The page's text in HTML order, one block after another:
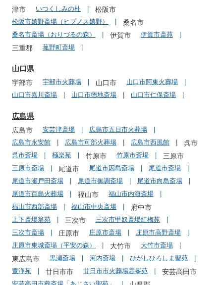
津市 いつくしみの杜 松阪市
松阪市嬉野斎場（ヒプノス嬉野） 桑名市
桑名市斎場（おりづるの森） 伊賀市 伊賀市斎苑
三重郡 菰野町斎場
山口県
宇部市 宇部市火葬場 山口市
山口市阿東火葬場
山口市嘉川斎場
山口市徳地斎場 山口市仁保斎場
広島県
広島市 安芸津斎場
広島市五日市火葬場
広島市永安館
広島市可部火葬場 広島市西風館 呉市
呉市斎場 極楽苑 竹原市 竹原市斎場 三原市
三原市斎場 尾道市 尾道市因島斎場
尾道市斎場
尾道市瀬戸田斎場
尾道市御調斎場
尾道市向島斎場
尾道市百島火葬場
福山市
福山市内海斎場
福山市西部斎場
福山市中央斎場 府中市
上下斎場翁苑 三次市
三次市甲奴斎場紅梅苑
三次市斎場
庄原市 庄原市斎場
庄原市高野斎場
庄原市東城斎場（平安の森）
大竹市 大竹市斎場
東広島市 黒瀬斎場 河内斎場
ひがしひろしま聖苑
豊浄苑
廿日市市 廿日市市火葬場霊峯苑 安芸高田市